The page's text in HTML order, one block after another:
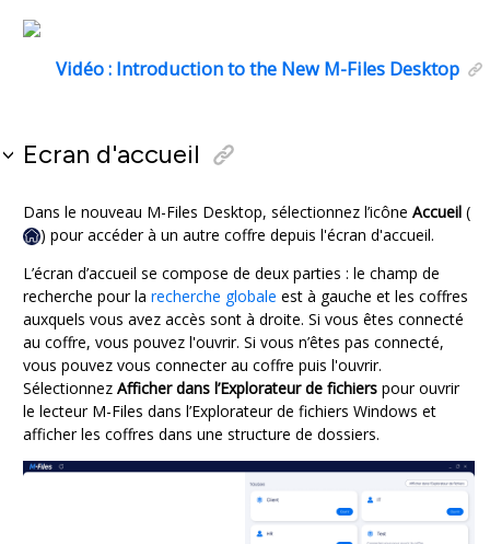
Vidéo : Introduction to the New M-Files Desktop
Ecran d'accueil
Dans le nouveau M-Files Desktop, sélectionnez l’icône Accueil (
) pour accéder à un autre coffre depuis l'écran d'accueil.
L’écran d’accueil se compose de deux parties : le champ de
recherche pour la recherche globale est à gauche et les coffres
auxquels vous avez accès sont à droite. Si vous êtes connecté
au coffre, vous pouvez l'ouvrir. Si vous n’êtes pas connecté,
vous pouvez vous connecter au coffre puis l'ouvrir.
Sélectionnez Afficher dans l’Explorateur de fichiers pour ouvrir
le lecteur M-Files dans l’Explorateur de fichiers Windows et
afficher les coffres dans une structure de dossiers.